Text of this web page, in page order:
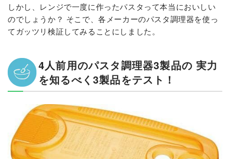
しかし、レンジで一度に作ったパスタって本当においしい
のでしょうか？ そこで、各メーカーのパスタ調理器を使っ
てガッツリ検証してみることにしました。
4人前用のパスタ調理器3製品の 実力
を知るべく3製品をテスト！